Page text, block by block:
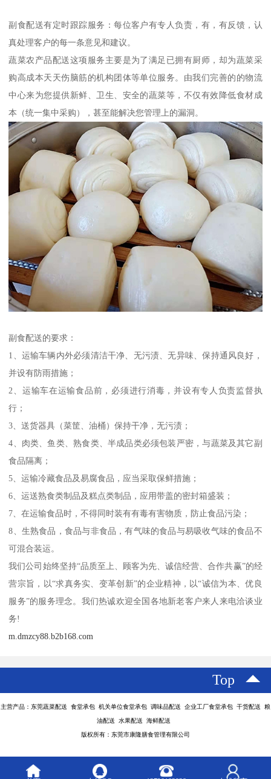
副食配送有定时跟踪服务：每位客户有专人负责，有，有反馈，认
真处理客户的每一条意见和建议。
蔬菜农产品配送这项服务主要是为了满足已拥有厨师，却为蔬菜采
购高成本天天伤脑筋的机构团体等单位服务。由我们完善的的物流
中心来为您提供新鲜、卫生、安全的蔬菜等，不仅有效降低食材成
本（统一集中采购），甚至能解决您管理上的漏洞。
副食配送的要求：
1、运输车辆内外必须清洁干净、无污渍、无异味、保持通风良好，
并设有防雨措施；
2、运输车在运输食品前，必须进行消毒，并设有专人负责监督执
行；
3、送货器具（菜筐、油桶）保持干净，无污渍；
4、肉类、鱼类、熟食类、半成品类必须包装严密，与蔬菜及其它副
食品隔离；
5、运输冷藏食品及易腐食品，应当采取保鲜措施；
6、运送熟食类制品及糕点类制品，应用带盖的密封箱盛装；
7、在运输食品时，不得同时装有有毒有害物质，防止食品污染；
8、生熟食品，食品与非食品，有气味的食品与易吸收气味的食品不
可混合装运。
我们公司始终坚持“品质至上、顾客为先、诚信经营、合作共赢”的经
营宗旨，以“求真务实、变革创新”的企业精神，以“诚信为本、优良
服务”的服务理念。我们热诚欢迎全国各地新老客户来人来电洽谈业
务!
m.dmzcy88.b2b168.com
Top
主营产品：东莞蔬菜配送 食堂承包 机关单位食堂承包 调味品配送 企业工厂食堂承包 干货配送 粮
油配送 水果配送 海鲜配送
版权所有：东莞市康隆膳食管理有限公司